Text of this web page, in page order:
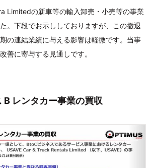
Limitedの新車等の輸入卸売・小売等の事業
。下段でお示ししておりますが、この撤退
の連結業績に与える影響は軽微です。当事
善に寄与する見通しです。
B レンタカー事業の買収